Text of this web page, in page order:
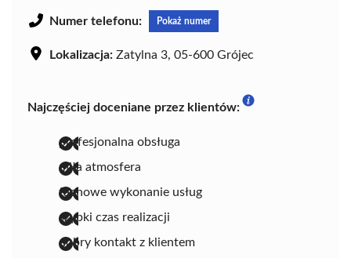
Numer telefonu: Pokaż numer
Lokalizacja: Zatylna 3, 05-600 Grójec
Najczęściej doceniane przez klientów:
profesjonalna obsługa
miła atmosfera
fachowe wykonanie usług
szybki czas realizacji
dobry kontakt z klientem